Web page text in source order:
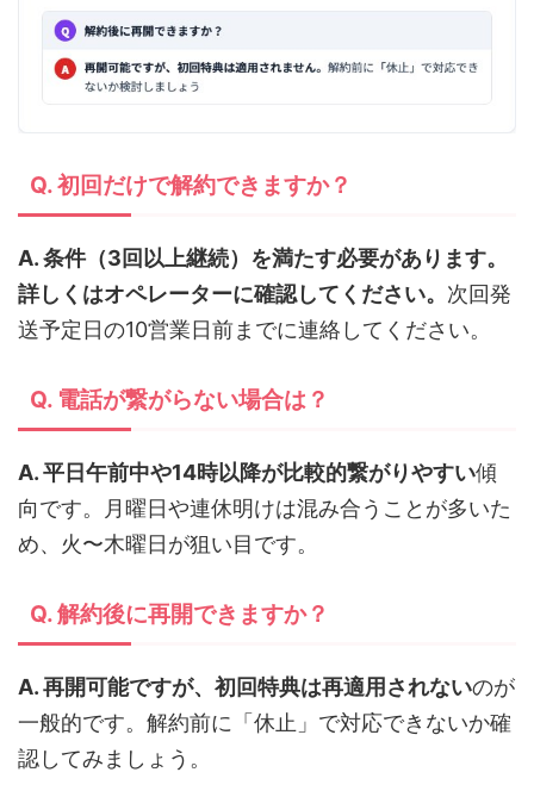
Q. 初回だけで解約できますか？
A. 条件（3回以上継続）を満たす必要があります。
詳しくはオペレーターに確認してください。 次回発
送予定日の10営業日前までに連絡してください。
Q. 電話が繋がらない場合は？
A. 平日午前中や14時以降が比較的繋がりやすい傾
向です。月曜日や連休明けは混み合うことが多いた
め、火〜木曜日が狙い目です。
Q. 解約後に再開できますか？
A. 再開可能ですが、初回特典は再適用されないのが
一般的です。解約前に「休止」で対応できないか確
認してみましょう。